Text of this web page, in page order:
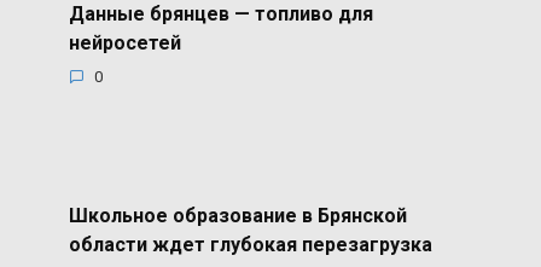
Данные брянцев — топливо для
нейросетей
0
Школьное образование в Брянской
области ждет глубокая перезагрузка